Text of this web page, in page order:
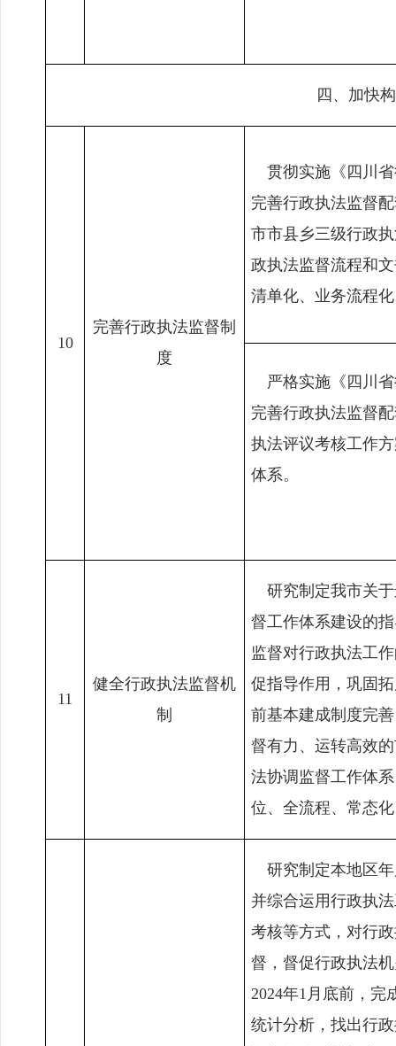
四、加快
10
完善行政执法监督制
度
贯彻实施《四川
完善行政执法监督
市市县乡三级行政
政执法监督流程和
清单化、业务流程
严格实施《四川
完善行政执法监督
执法评议考核工作
体系。
11
健全行政执法监督机
制
研究制定我市关
督工作体系建设的
监督对行政执法工
促指导作用，巩固
前基本建成制度完
督有力、运转高效
法协调监督工作体
位、全流程、常态
研究制定本地区
并综合运用行政执
考核等方式，对行
督，督促行政执法
2024年1 月底前，完
统计分析，找出行